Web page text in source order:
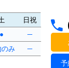
日祝
●
─
み
─
予